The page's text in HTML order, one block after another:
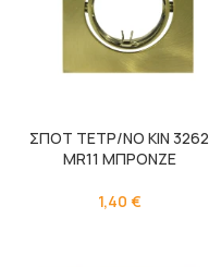
ΣΠΟΤ ΤΕΤΡ/ΝΟ ΚΙΝ 3262
MR11 ΜΠΡΟΝΖΕ
1,40 €